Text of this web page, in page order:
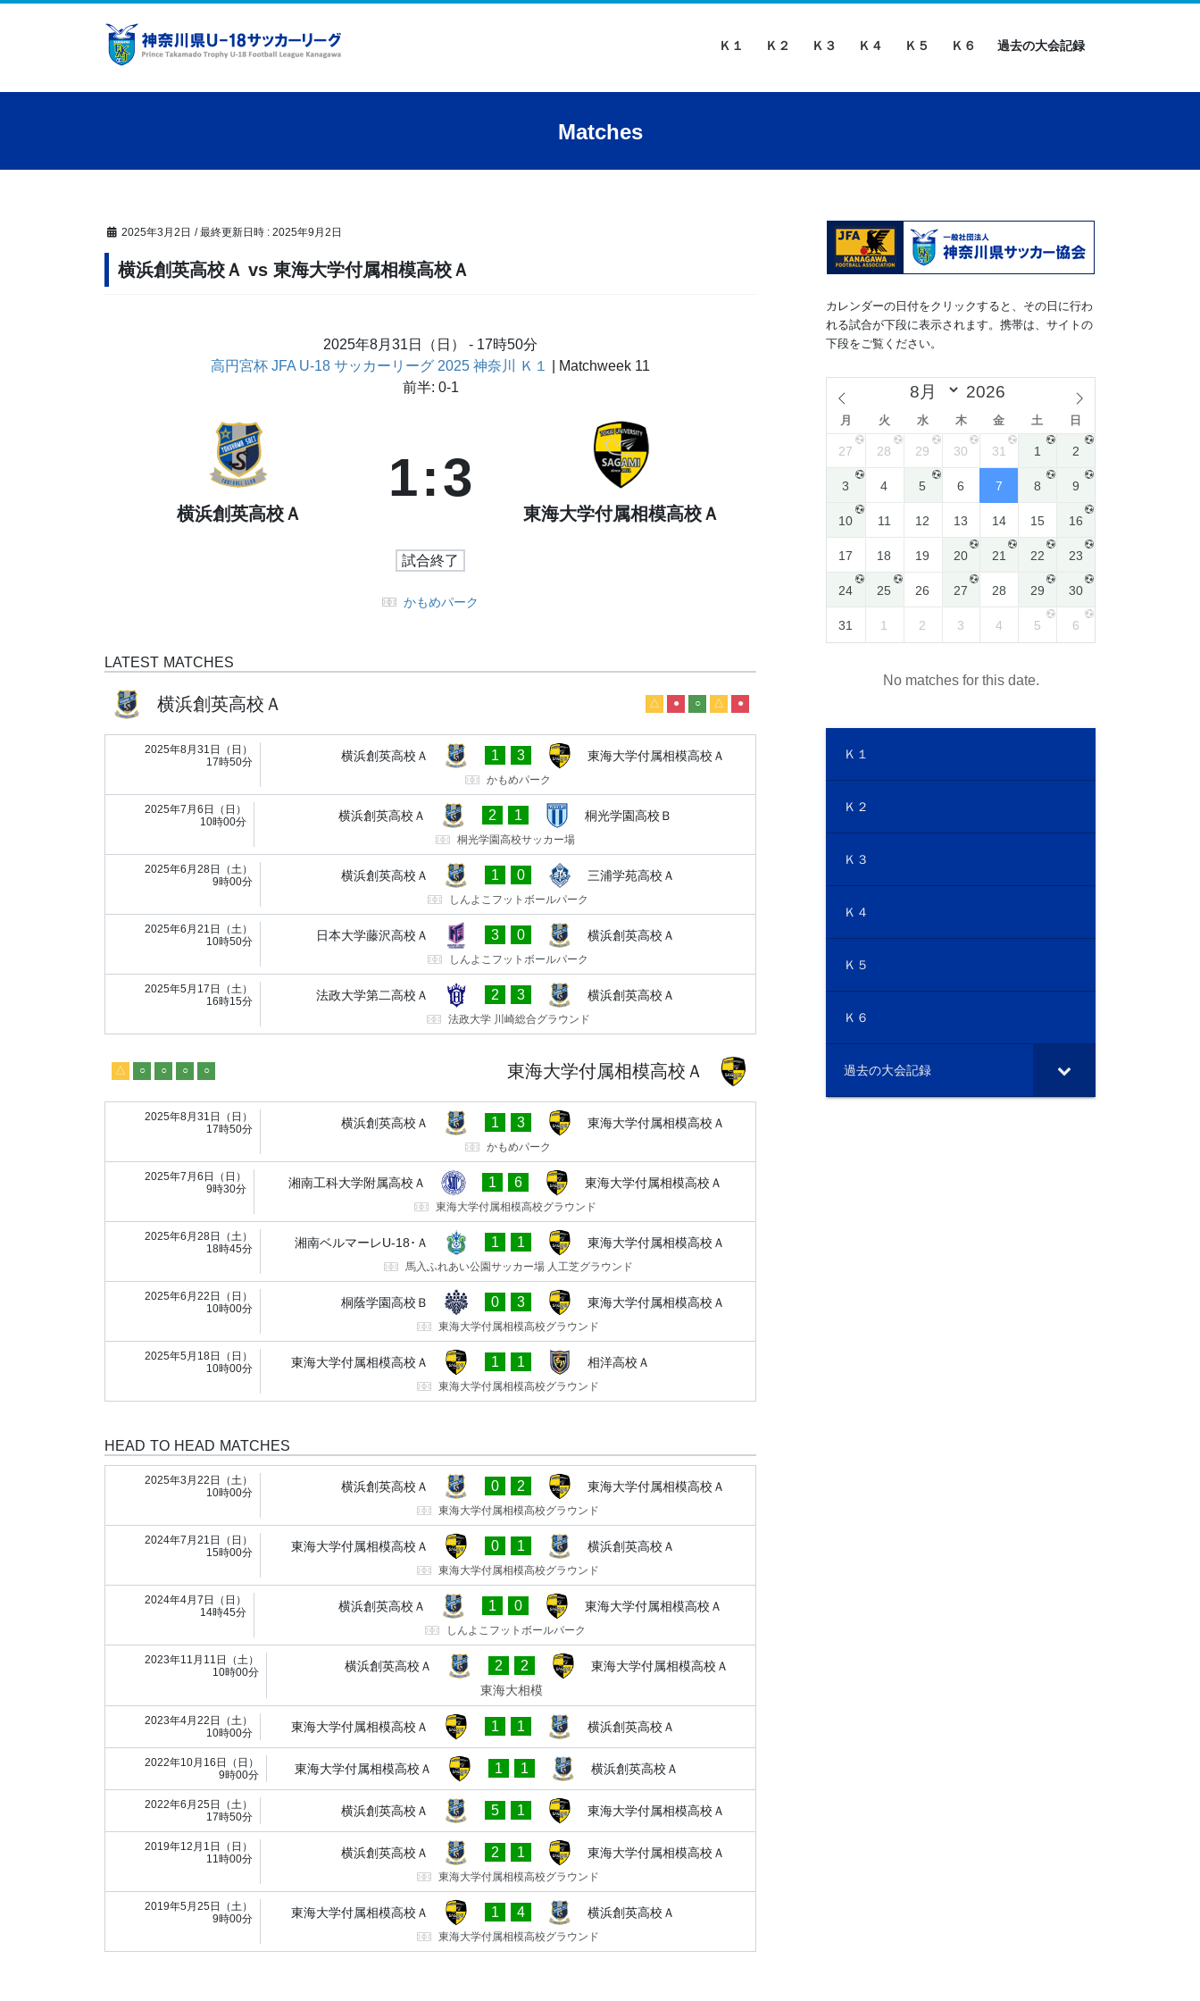
ツ
シ
Ｋ１ Ｋ２ Ｋ３ Ｋ４ Ｋ５ Ｋ６ 過去の大会記録
Matches
2025年3月2日 / 最終更新日時 : 2025年9月2日
横浜創英高校Ａ vs 東海大学付属相模高校Ａ
2025年8月31日（日） - 17時50分
高円宮杯 JFA U-18 サッカーリーグ 2025 神奈川 Ｋ１
| Matchweek 11
前半: 0-1
横浜創英高校Ａ
1:3
東海大学付属相模高校Ａ
試合終了
かもめパーク
LATEST MATCHES
横浜創英高校Ａ △ ● ○ △ ●
2025年8月31日（日）
17時50分
横浜創英高校Ａ 1 3 東海大学付属相模高校Ａ
かもめパーク
2025年7月6日（日）
10時00分
横浜創英高校Ａ 2 1 桐光学園高校Ｂ
桐光学園高校サッカー場
2025年6月28日（土）
9時00分
横浜創英高校Ａ 1 0 三浦学苑高校Ａ
しんよこフットボールパーク
2025年6月21日（土）
10時50分
日本大学藤沢高校Ａ 3 0 横浜創英高校Ａ
しんよこフットボールパーク
2025年5月17日（土）
16時15分
法政大学第二高校Ａ 2 3 横浜創英高校Ａ
法政大学 川崎総合グラウンド
東海大学付属相模高校Ａ
△ ○ ○ ○ ○
2025年8月31日（日）
17時50分
横浜創英高校Ａ 1 3 東海大学付属相模高校Ａ
かもめパーク
2025年7月6日（日）
9時30分
湘南工科大学附属高校Ａ 1 6 東海大学付属相模高校Ａ
東海大学付属相模高校グラウンド
2025年6月28日（土）
18時45分
湘南ベルマーレU-18･Ａ 1 1 東海大学付属相模高校Ａ
馬入ふれあい公園サッカー場 人工芝グラウンド
2025年6月22日（日）
10時00分
桐蔭学園高校Ｂ 0 3 東海大学付属相模高校Ａ
東海大学付属相模高校グラウンド
2025年5月18日（日）
10時00分
東海大学付属相模高校Ａ 1 1 相洋高校Ａ
東海大学付属相模高校グラウンド
HEAD TO HEAD MATCHES
2025年3月22日（土）
10時00分
横浜創英高校Ａ 0 2 東海大学付属相模高校Ａ
東海大学付属相模高校グラウンド
2024年7月21日（日）
15時00分
東海大学付属相模高校Ａ 0 1 横浜創英高校Ａ
東海大学付属相模高校グラウンド
2024年4月7日（日）
14時45分
横浜創英高校Ａ 1 0 東海大学付属相模高校Ａ
しんよこフットボールパーク
2023年11月11日（土）
10時00分
横浜創英高校Ａ 2 2
東海大学付属相模高校Ａ
東海大相模
2023年4月22日（土）
10時00分
東海大学付属相模高校Ａ 1 1 横浜創英高校Ａ
2022年10月16日（日）
9時00分
東海大学付属相模高校Ａ 1 1 横浜創英高校Ａ
2022年6月25日（土）
17時50分
横浜創英高校Ａ 5 1 東海大学付属相模高校Ａ
2019年12月1日（日）
11時00分
横浜創英高校Ａ 2 1 東海大学付属相模高校Ａ
東海大学付属相模高校グラウンド
2019年5月25日（土）
9時00分
東海大学付属相模高校Ａ 1 4 横浜創英高校Ａ
東海大学付属相模高校グラウンド
カレンダーの日付をクリックすると、その日に行わ
れる試合が下段に表示されます。携帯は、サイトの
下段をご覧ください。
月 火 水 木 金 土 日
27 28 29 30 31 1 2
3 4 5 6 7 8 9
10 11 12 13 14 15 16
17 18 19 20 21 22 23
24 25 26 27 28 29 30
31 1 2 3 4 5 6
No matches for this date.
Ｋ１
Ｋ２
Ｋ３
Ｋ４
Ｋ５
Ｋ６
過去の大会記録